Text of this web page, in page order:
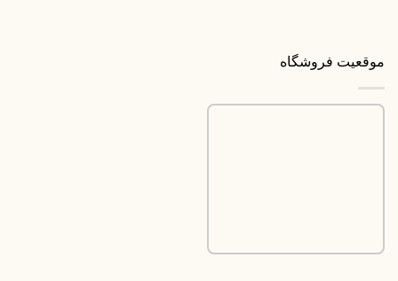
موقعیت فروشگاه